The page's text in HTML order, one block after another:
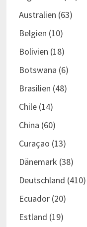
Australien (63)
Belgien (10)
Bolivien (18)
Botswana (6)
Brasilien (48)
Chile(14)
China (60)
Curaçao (13)
Dänemark (38)
Deutschland (410)
Ecuador(20)
Estland (19)